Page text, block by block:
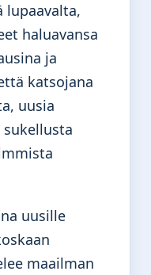
lupaavalta,
haluavansa
ja
katsojana
uusia
sukellusta
uusille
maailman